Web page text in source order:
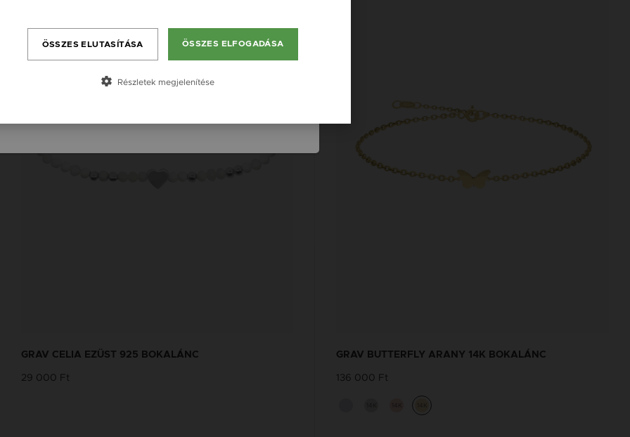
GRAV CELIA EZÜST 925 BOKALÁNC
29 000 Ft
GRAV BUTTERFLY ARANY 14K BOKALÁNC
136 000 Ft
România / RO
Slovensko / SK
ÖSSZES ELFOGADÁSA
ÖSSZES ELUTASÍTÁSA
Részletek megjelenítése